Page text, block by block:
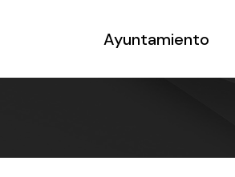
Ayuntamiento